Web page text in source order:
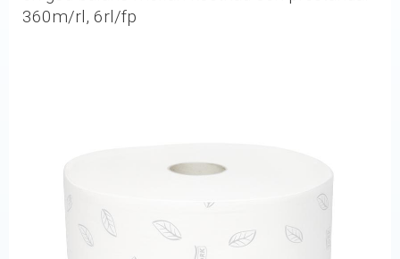
360m/rl, 6rl/fp